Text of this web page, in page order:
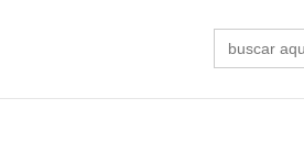
Buscar: